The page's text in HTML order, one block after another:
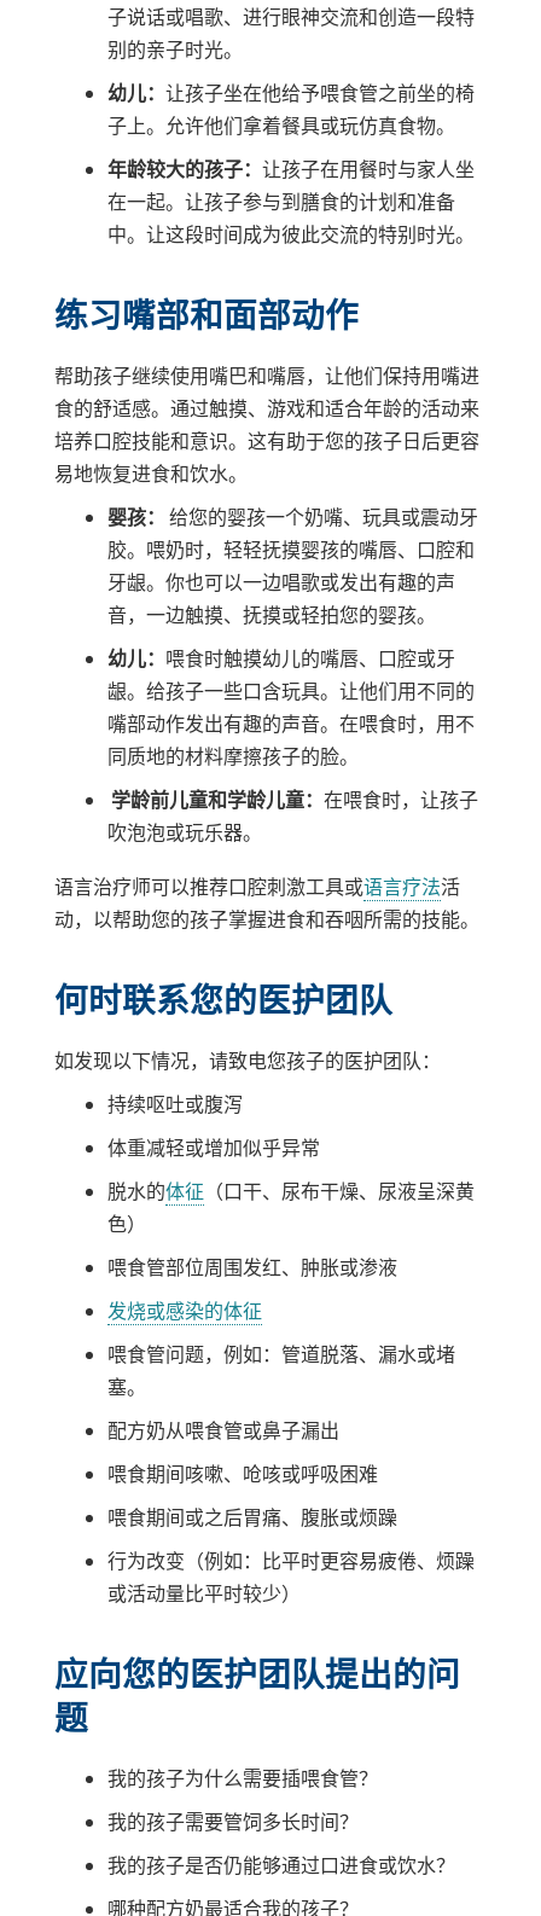
子说话或唱歌、进行眼神交流和创造一段特
别的亲子时光。
幼儿： 让孩子坐在他给予喂食管之前坐的椅
子上。允许他们拿着餐具或玩仿真食物。
年龄较大的孩子： 让孩子在用餐时与家人坐
在一起。让孩子参与到膳食的计划和准备
中。让这段时间成为彼此交流的特别时光。
练习嘴部和面部动作
帮助孩子继续使用嘴巴和嘴唇，让他们保持用嘴进
食的舒适感。通过触摸、游戏和适合年龄的活动来
培养口腔技能和意识。这有助于您的孩子日后更容
易地恢复进食和饮水。
婴孩： 给您的婴孩一个奶嘴、玩具或震动牙
胶。喂奶时，轻轻抚摸婴孩的嘴唇、口腔和
牙龈。你也可以一边唱歌或发出有趣的声
音，一边触摸、抚摸或轻拍您的婴孩。
幼儿： 喂食时触摸幼儿的嘴唇、口腔或牙
龈。给孩子一些口含玩具。让他们用不同的
嘴部动作发出有趣的声音。在喂食时，用不
同质地的材料摩擦孩子的脸。
学龄前儿童和学龄儿童： 在喂食时，让孩子
吹泡泡或玩乐器。
语言治疗师可以推荐口腔刺激工具或语言疗法活
动，以帮助您的孩子掌握进食和吞咽所需的技能。
何时联系您的医护团队
如发现以下情况，请致电您孩子的医护团队：
持续呕吐或腹泻
体重减轻或增加似乎异常
脱水的体征 （口干、尿布干燥、尿液呈深黄
色）
喂食管部位周围发红、肿胀或渗液
发烧或感染的体征
喂食管问题，例如：管道脱落、漏水或堵
塞。
配方奶从喂食管或鼻子漏出
喂食期间咳嗽、呛咳或呼吸困难
喂食期间或之后胃痛、腹胀或烦躁
行为改变（例如：比平时更容易疲倦、烦躁
或活动量比平时较少）
应向您的医护团队提出的问
题
我的孩子为什么需要插喂食管？
我的孩子需要管饲多长时间？
我的孩子是否仍能够通过口进食或饮水？
哪种配方奶最适合我的孩子？